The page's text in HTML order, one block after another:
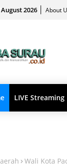
2026 About
LIVE Streaming
Wali Kota